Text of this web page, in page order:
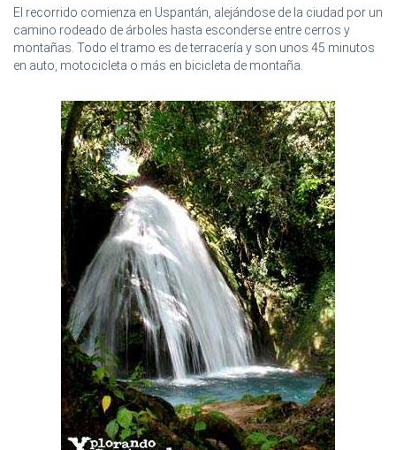
El recorrido comienza en Uspantán, alejándose de la ciudad por un
camino rodeado de árboles hasta esconderse entre cerros y
montañas. Todo el tramo es de terracería y son unos 45 minutos
en auto, motocicleta o más en bicicleta de montaña.